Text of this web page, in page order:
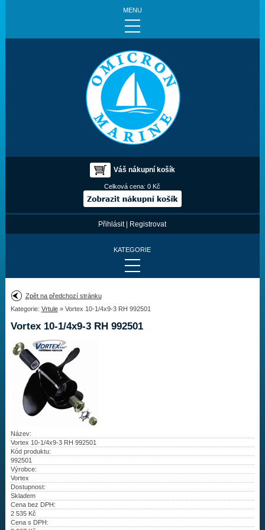
MENU
Váš nákupní košík
Celková cena:0 Kč
Přihlásit| Registrovat
KATEGORIE
Provedení:
Výrobce:
Drážky na hřídeli:
Najít vrtuli
Vrtule
Kontakty
Aktuality
Zpět na předchozí stránku
Kategorie: Vrtule» Vortex 10-1/4x9-3 RH 992501
Vortex 10-1/4x9-3 RH 992501
Název:
Vortex 10-1/4x9-3 RH 992501
Kód produktu:
992501
Výrobce:
Vortex
Dostupnost:
Skladem
Cena bez DPH:
2 535Kč
Cena s DPH: